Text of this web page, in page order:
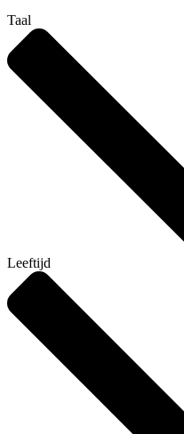
Taal
Leeftijd